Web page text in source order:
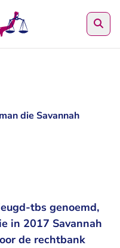
die Savannah
tbs genoemd,
in 2017 Savannah
de rechtbank